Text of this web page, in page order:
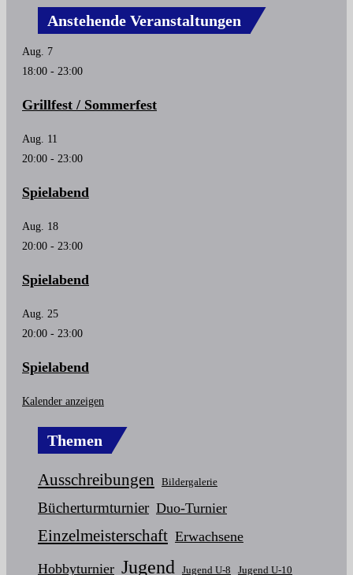
Anstehende Veranstaltungen
Aug. 7
18:00 - 23:00
Grillfest / Sommerfest
Aug. 11
20:00 - 23:00
Spielabend
Aug. 18
20:00 - 23:00
Spielabend
Aug. 25
20:00 - 23:00
Spielabend
Kalender anzeigen
Themen
Ausschreibungen Bildergalerie
Bücherturmturnier Duo-Turnier
Einzelmeisterschaft Erwachsene
Hobbyturnier Jugend Jugend U-8 Jugend U-10